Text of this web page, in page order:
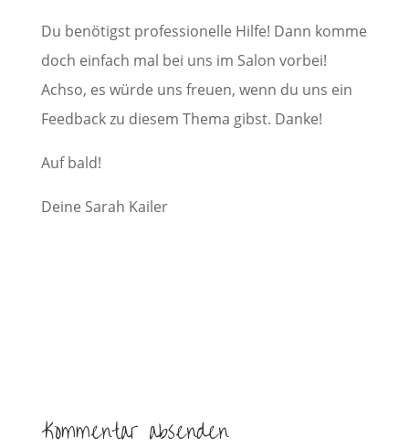
Du benötigst professionelle Hilfe! Dann komme
doch einfach mal bei uns im Salon vorbei!
Achso, es würde uns freuen, wenn du uns ein
Feedback zu diesem Thema gibst. Danke!
Auf bald!
Deine Sarah Kailer
Kommentar absenden